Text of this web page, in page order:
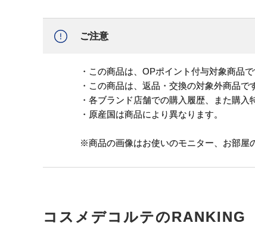
ご注意
・この商品は、OPポイント付与対象商品で
・この商品は、返品・交換の対象外商品で
・各ブランド店舗での購入履歴、また購
・原産国は商品により異なります。
※商品の画像はお使いのモニター、お部屋
コスメデコルテのRANKING